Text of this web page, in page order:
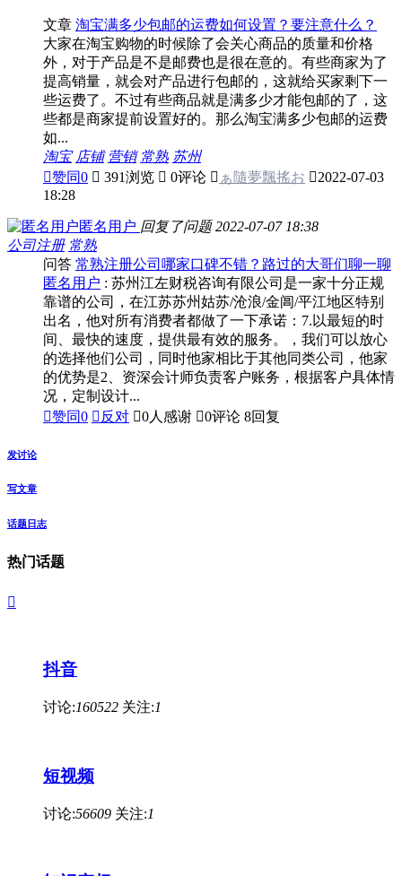
文章 淘宝满多少包邮的运费如何设置？要注意什么？
大家在淘宝购物的时候除了会关心商品的质量和价格
外，对于产品是不是邮费也是很在意的。有些商家为了
提高销量，就会对产品进行包邮的，这就给买家剩下一
些运费了。不过有些商品就是满多少才能包邮的了，这
些都是商家提前设置好的。那么淘宝满多少包邮的运费
如...
淘宝 店铺 营销 常熟 苏州
赞同0  391浏览  0评论  ぁ隨夢飄搖お 2022-07-03
18:28
匿名用户 回复了问题 2022-07-07 18:38
公司注册 常熟
问答 常熟注册公司哪家口碑不错？路过的大哥们聊一聊
匿名用户 : 苏州江左财税咨询有限公司是一家十分正规
靠谱的公司，在江苏苏州姑苏/沧浪/金阊/平江地区特别
出名，他对所有消费者都做了一下承诺：7.以最短的时
间、最快的速度，提供最有效的服务。，我们可以放心
的选择他们公司，同时他家相比于其他同类公司，他家
的优势是2、资深会计师负责客户账务，根据客户具体情
况，定制设计...
赞同0  反对 0人感谢 0评论 8回复
发讨论
写文章
话题日志
热门话题

抖音
讨论:160522 关注:1
短视频
讨论:56609 关注:1